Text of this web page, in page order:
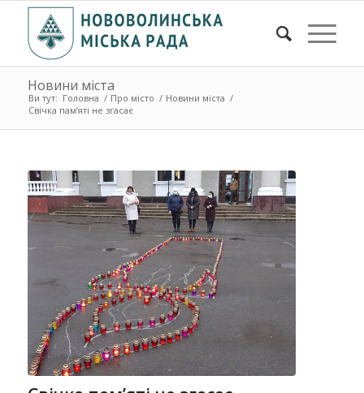
Новини міста
Ви тут: Головна / Про місто / Новини міста /
Свічка пам’яті не згасає